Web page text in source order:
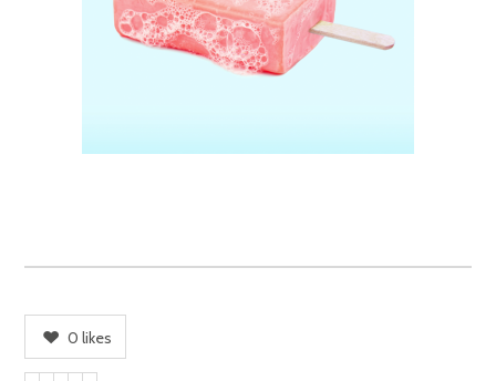
0 likes